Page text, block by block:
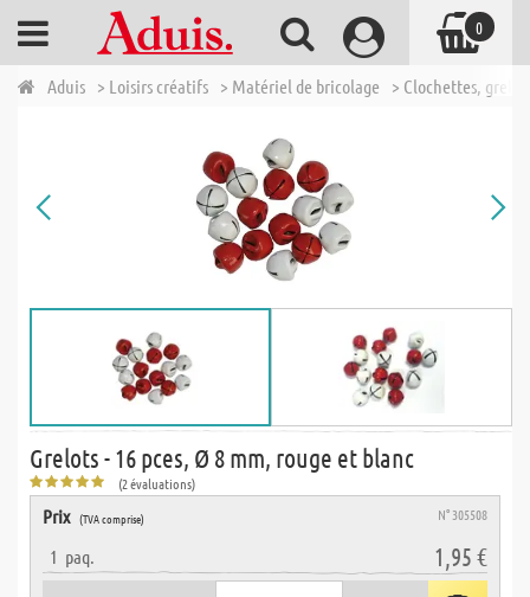
Aduis > Loisirs créatifs > Matériel de bricolage > Clochettes,
Grelots - 16 pces, Ø 8 mm, rouge et blanc
(2 évaluations)
Prix (TVA comprise) N° 305508
1 paq. 1,95 €
0